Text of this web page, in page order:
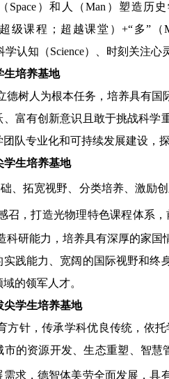
Space）和人（Man）塑造历
超级课程；超越课堂）+“多”
学认知（Science）、时刻关注
生培养基地
德树人为根本任务，培养具有
、富有创新意识且敢于挑战科学
队专业化和可持续发展建设，
学生培养基地
、拓宽视野、分类培养、激励
召 ，打造光物理特色课程体系
科研能力 ，培养具有深厚的家
实践能力、宽阔的国际视野和终
的领军人才。
尖学生培养基地
方针，传承学科优良传统，依托
市的资源开发、生态重塑、智
需求，德智体美劳全面发展，具